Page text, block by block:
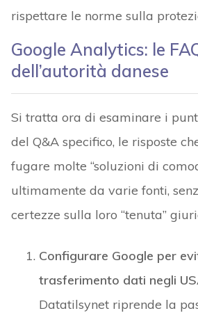
rispettare le norme sulla
Google Analytics: le
dell’autorità danese
Si tratta ora di esaminare i
del Q&A specifico, le risposte
fugare molte “soluzioni di
ultimamente da varie fonti,
certezze sulla loro “tenuta”
Configurare Google per
trasferimento dati negli
Datatilsynet riprende la